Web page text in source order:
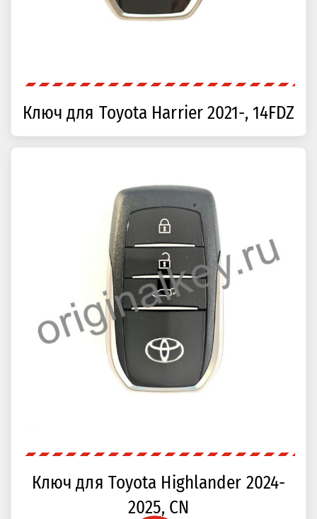
Ключ для Toyota Harrier 2021-, 14FDZ
Ключ для Toyota Highlander 2024-
2025, CN